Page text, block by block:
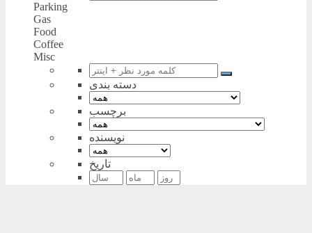
Parking
Gas
Food
Coffee
Misc
دسته بندی
برچسب
نویسنده
تاریخ